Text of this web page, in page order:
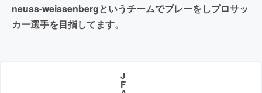
neuss-weissenbergというチームでプレーをしプロサッ
カー選手を目指してます。
J
F